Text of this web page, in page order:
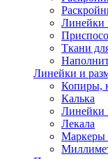
Линейки
Ткани
Линейки и
Копиры,
Калька
Линейки
Лекала
Маркеры